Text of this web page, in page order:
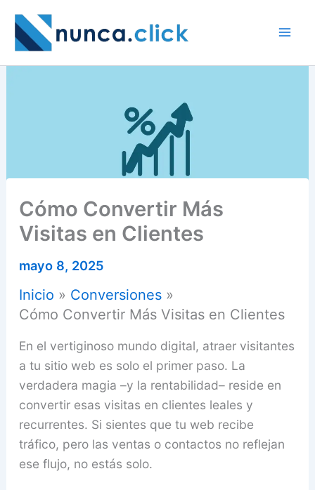
contenido
Cómo Convertir Más
Visitas en Clientes
mayo 8, 2025
Inicio
Conversiones
Cómo Convertir Más Visitas en Clientes
En el vertiginoso mundo digital, atraer visitantes
a tu sitio web es solo el primer paso. La
verdadera magia –y la rentabilidad– reside en
convertir esas visitas en clientes leales y
recurrentes. Si sientes que tu web recibe
tráfico, pero las ventas o contactos no reflejan
ese flujo, no estás solo.